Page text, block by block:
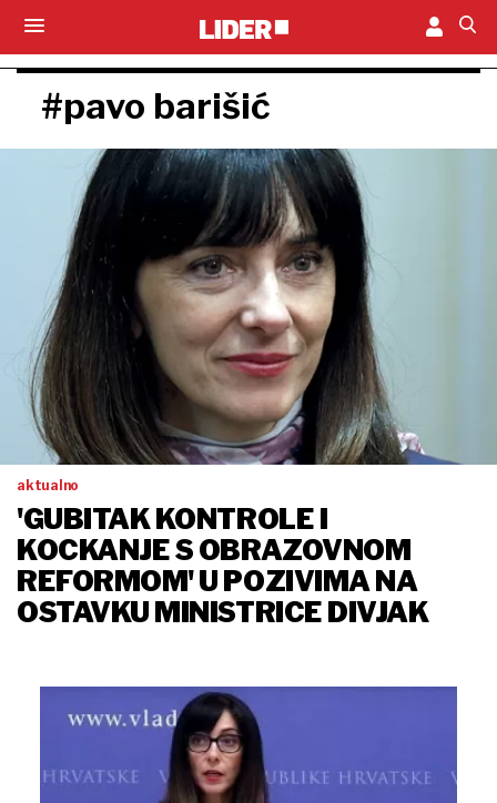
#pavo barišić
aktualno
'GUBITAK KONTROLE I
KOCKANJE S OBRAZOVNOM
REFORMOM' U POZIVIMA NA
OSTAVKU MINISTRICE DIVJAK